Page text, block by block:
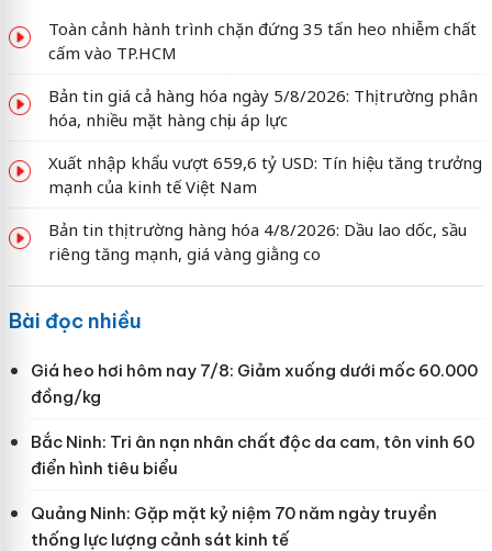
Toàn cảnh hành trình chặn đứng 35 tấn heo nhiễm chất
cấm vào TP.HCM
Bản tin giá cả hàng hóa ngày 5/8/2026: Thị trường phân
hóa, nhiều mặt hàng chịu áp lực
Xuất nhập khẩu vượt 659,6 tỷ USD: Tín hiệu tăng trưởng
mạnh của kinh tế Việt Nam
Bản tin thị trường hàng hóa 4/8/2026: Dầu lao dốc, sầu
riêng tăng mạnh, giá vàng giằng co
Bài đọc nhiều
Giá heo hơi hôm nay 7/8: Giảm xuống dưới mốc 60.000
đồng/kg
Bắc Ninh: Tri ân nạn nhân chất độc da cam, tôn vinh 60
điển hình tiêu biểu
Quảng Ninh: Gặp mặt kỷ niệm 70 năm ngày truyền
thống lực lượng cảnh sát kinh tế